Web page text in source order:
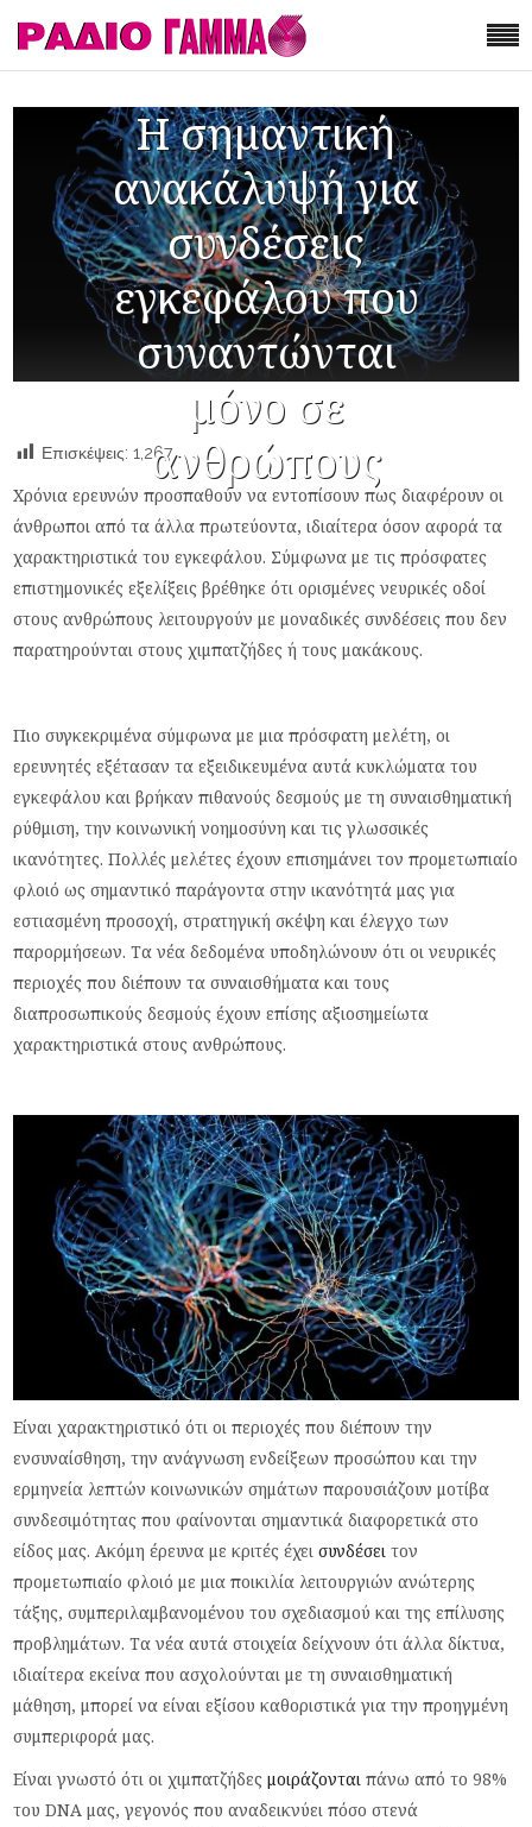
Η σημαντική
ανακάλυψή για
συνδέσεις
εγκεφάλου που
συναντώνται
μόνο σε
ανθρώπους
Επισκέψεις: 1,267
Χρόνια ερευνών προσπαθούν να εντοπίσουν πως διαφέρουν οι
άνθρωποι από τα άλλα πρωτεύοντα, ιδιαίτερα όσον αφορά τα
χαρακτηριστικά του εγκεφάλου. Σύμφωνα με τις πρόσφατες
επιστημονικές εξελίξεις βρέθηκε ότι ορισμένες νευρικές οδοί
στους ανθρώπους λειτουργούν με μοναδικές συνδέσεις που δεν
παρατηρούνται στους χιμπατζήδες ή τους μακάκους.
Πιο συγκεκριμένα σύμφωνα με μια πρόσφατη μελέτη, οι
ερευνητές εξέτασαν τα εξειδικευμένα αυτά κυκλώματα του
εγκεφάλου και βρήκαν πιθανούς δεσμούς με τη συναισθηματική
ρύθμιση, την κοινωνική νοημοσύνη και τις γλωσσικές
ικανότητες. Πολλές μελέτες έχουν επισημάνει τον προμετωπιαίο
φλοιό ως σημαντικό παράγοντα στην ικανότητά μας για
εστιασμένη προσοχή, στρατηγική σκέψη και έλεγχο των
παρορμήσεων. Τα νέα δεδομένα υποδηλώνουν ότι οι νευρικές
περιοχές που διέπουν τα συναισθήματα και τους
διαπροσωπικούς δεσμούς έχουν επίσης αξιοσημείωτα
χαρακτηριστικά στους ανθρώπους.
Είναι χαρακτηριστικό ότι οι περιοχές που διέπουν την
ενσυναίσθηση, την ανάγνωση ενδείξεων προσώπου και την
ερμηνεία λεπτών κοινωνικών σημάτων παρουσιάζουν μοτίβα
συνδεσιμότητας που φαίνονται σημαντικά διαφορετικά στο
είδος μας. Ακόμη έρευνα με κριτές έχεισυνδέσειτον
προμετωπιαίο φλοιό με μια ποικιλία λειτουργιών ανώτερης
τάξης, συμπεριλαμβανομένου του σχεδιασμού και της επίλυσης
προβλημάτων. Τα νέα αυτά στοιχεία δείχνουν ότι άλλα δίκτυα,
ιδιαίτερα εκείνα που ασχολούνται με τη συναισθηματική
μάθηση, μπορεί να είναι εξίσου καθοριστικά για την προηγμένη
συμπεριφορά μας.
Είναι γνωστό ότι οι χιμπατζήδεςμοιράζονταιπάνω από το 98%
του DNA μας, γεγονός που αναδεικνύει πόσο στενά